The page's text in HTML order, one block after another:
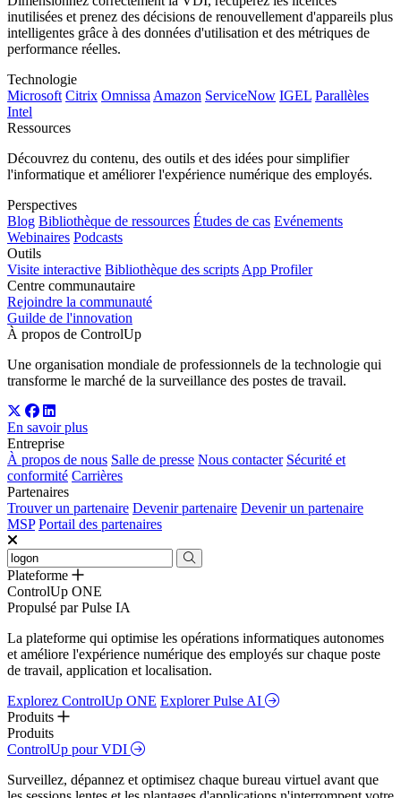
inutilisées et prenez des décisions de renouvellement d'appareils plus
intelligentes grâce à des données d'utilisation et des métriques de
performance réelles.
Technologie
Microsoft Citrix Omnissa Amazon ServiceNow IGEL Parallèles
Intel
Ressources
Découvrez du contenu, des outils et des idées pour simplifier
l'informatique et améliorer l'expérience numérique des employés.
Perspectives
Blog Bibliothèque de ressources Études de cas Evénements
Webinaires Podcasts
Outils
Visite interactive Bibliothèque des scripts App Profiler
Centre communautaire
Rejoindre la communauté
Guilde de l'innovation
À propos de ControlUp
Une organisation mondiale de professionnels de la technologie qui
transforme le marché de la surveillance des postes de travail.
En savoir plus
Entreprise
À propos de nous Salle de presse Nous contacter Sécurité et
conformité Carrières
Partenaires
Trouver un partenaire Devenir partenaire Devenir un partenaire
MSP Portail des partenaires
Plateforme
ControlUp ONE
Propulsé par Pulse IA
La plateforme qui optimise les opérations informatiques autonomes
et améliore l'expérience numérique des employés sur chaque poste
de travail, application et localisation.
Explorez ControlUp ONE Explorer Pulse AI
Produits
Produits
ControlUp pour VDI
Surveillez, dépannez et optimisez chaque bureau virtuel avant que